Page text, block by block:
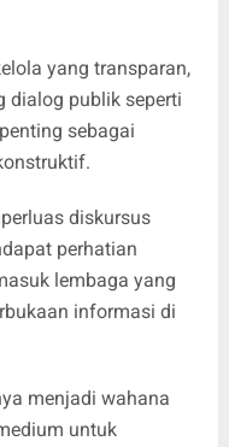
yang transparan,
dialog publik seperti
sebagai
diskursus
perhatian
lembaga yang
informasi di
menjadi wahana
untuk